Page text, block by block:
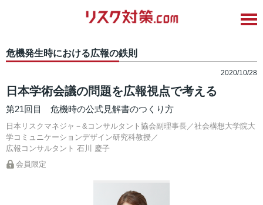
危機発生時における広報の鉄則
2020/10/28
日本学術会議の問題を広報視点で考える
第21回目 危機時の公式見解書のつくり方
日本リスクマネジャ－&コンサルタント協会副理事長／社会構想大学院大
学コミュニケーションデザイン研究科教授／
広報コンサルタント 石川 慶子
会員限定